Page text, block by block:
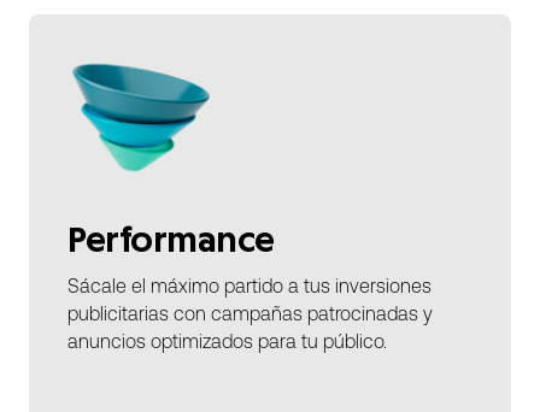
Performance
Sácale el máximo partido a tus inversiones
publicitarias con campañas patrocinadas y
anuncios optimizados para tu público.